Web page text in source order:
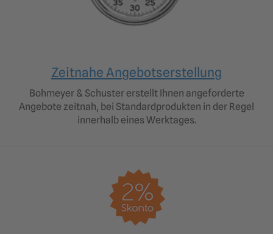
Zeitnahe Angebotserstellung
Bohmeyer & Schuster erstellt Ihnen angeforderte
Angebote zeitnah, bei Standardprodukten in der Regel
innerhalb eines Werktages.